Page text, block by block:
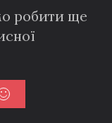
робити ще